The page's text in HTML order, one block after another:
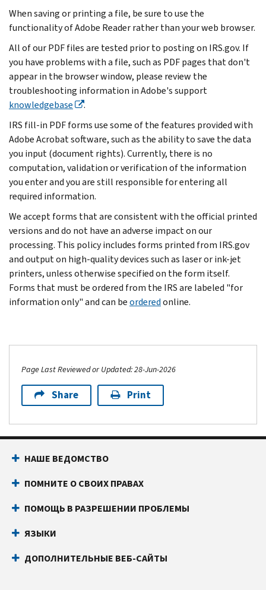
When saving or printing a file, be sure to use the
functionality of Adobe Reader rather than your web browser.
All of our PDF files are tested prior to posting on IRS.gov. If
you have problems with a file, such as PDF pages that don't
appear in the browser window, please review the
troubleshooting information in Adobe's support
knowledgebase
.
IRS fill-in PDF forms use some of the features provided with
Adobe Acrobat software, such as the ability to save the data
you input (document rights). Currently, there is no
computation, validation or verification of the information
you enter and you are still responsible for entering all
required information.
We accept forms that are consistent with the official printed
versions and do not have an adverse impact on our
processing. This policy includes forms printed from IRS.gov
and output on high-quality devices such as laser or ink-jet
printers, unless otherwise specified on the form itself.
Forms that must be ordered from the IRS are labeled "for
information only" and can beorderedonline.
Page Last Reviewed or Updated: 28-Jun-2026
Share Print
НАШЕ ВЕДОМСТВО
ПОМНИТЕ О СВОИХ ПРАВАХ
ПОМОЩЬ В РАЗРЕШЕНИИ ПРОБЛЕМЫ
ЯЗЫКИ
ДОПОЛНИТЕЛЬНЫЕ ВЕБ-САЙТЫ